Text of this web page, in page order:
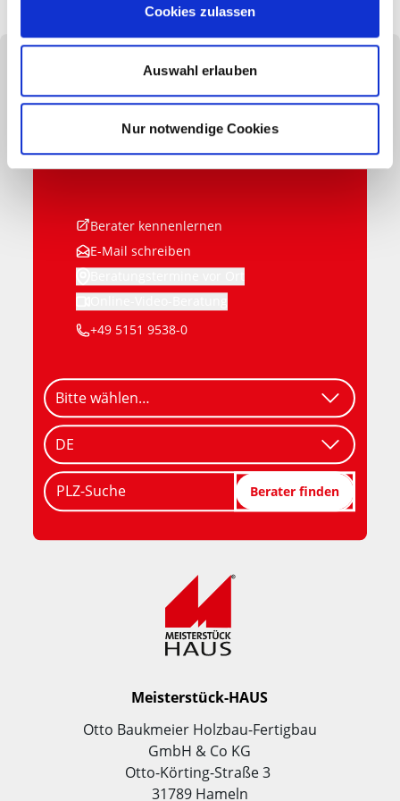
Cookies zulassen
Auswahl erlauben
Nur notwendige Cookies
Haben Sie Fragen? Wir sind gern für Sie da:
Meisterstück-HAUSZentrale
PLZ-Suche Berater finden
Berater kennenlernen
+49 5151 9538-0
E-Mail schreiben
Meisterstück-HAUS
Otto Baukmeier Holzbau-Fertigbau
GmbH & Co KG
Otto-Körting-Straße 3
31789 Hameln